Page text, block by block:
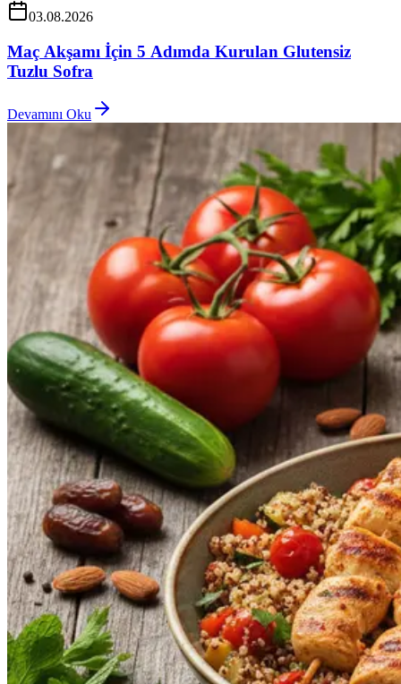
03.08.2026
Maç Akşamı İçin 5 Adımda Kurulan Glutensiz
Tuzlu Sofra
Devamını Oku